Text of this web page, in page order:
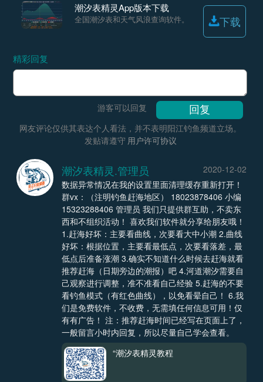
潮汐表精灵App版本下载
全国潮汐表和天气风浪查询软件。 下载
精彩回复
游客可以回复
网友评论仅供其表达个人看法，并不表明阳江钓鱼频道立场。
发贴请遵守 用户许可协议
潮汐表精灵.管理员
2020-12-02
数据异常情况在我的设置里面清理缓存重新打开！
群vx：（注明钓鱼赶海地区） 18023878406 小编
15323288406 管理员 我们只提供群互助，不卖东
西和不组织活动！ 喜欢我们软件就分享给朋友哦！
1.赶海好坏：主要看曲线，次要看大中小潮 2.曲线
好坏：根据位置，主要看最低点，次要看落差，最
低点后准备涨潮 3.确实不知道什么时候去赶海就看
推荐赶海（日期旁边的潮报）吧 4.河道潮汐需要自
己观察进行调整，准不准看自己经验 5.赶海的不要
看钓鱼模式（有红色曲线），以免看晕自己！ 6.我
们是免费软件，不收费，无需填任何信息可用！仅
有有广告！ 注：推荐赶海时间已经写在页面上了，
一般留言小时内回复，所以尽量自己学会查看。
“潮汐表精灵教程